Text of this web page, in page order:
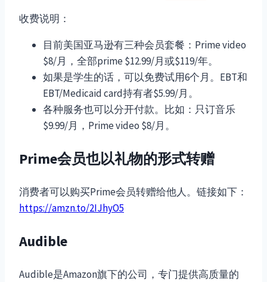
收费说明：
目前美国亚马逊有三种会员套餐：Prime video
$8/月，全部prime $12.99/月或$119/年。
如果是学生的话，可以免费试用6个月。EBT和
EBT/Medicaid card持有者$5.99/月。
各种服务也可以分开付款。比如：只订音乐
$9.99/月，Prime video $8/月。
Prime会员也以礼物的形式转赠
消费者可以购买Prime会员转赠给他人。链接如下：
https://amzn.to/2IJhyO5
Audible
Audible是Amazon旗下的公司，专门提供高质量的